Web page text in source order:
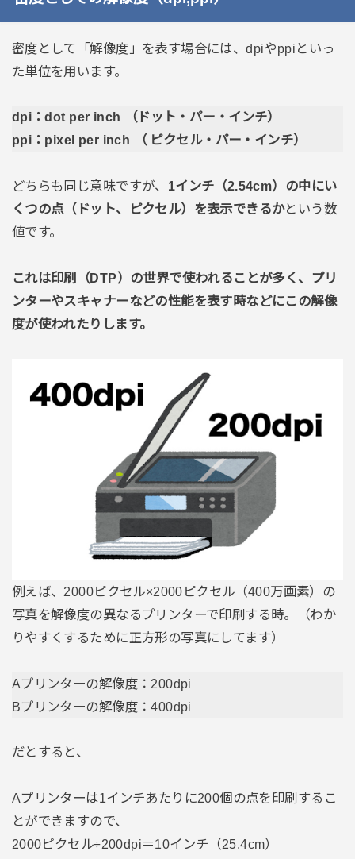
密度として「解像度」を表す場合には、dpiやppiといっ
た単位を用います。
dpi：dot per inch （ドット・パー・インチ）
ppi：pixel per inch （ ピクセル・パー・インチ）
どちらも同じ意味ですが、 1インチ（2.54cm）の中にい
くつの点（ドット、ピクセル）を表示できるかという数
値です。
これは印刷（DTP）の世界で使われることが多く、プリ
ンターやスキャナーなどの性能を表す時などにこの解像
度が使われたりします。
例えば、2000ピクセル×2000ピクセル（400万画素）の
写真を解像度の異なるプリンターで印刷する時。（わか
りやすくするために正方形の写真にしてます）
Aプリンターの解像度：200dpi
Bプリンターの解像度：400dpi
だとすると、
Aプリンターは1インチあたりに200個の点を印刷するこ
とができますので、
2000ピクセル÷200dpi＝10インチ（25.4cm）